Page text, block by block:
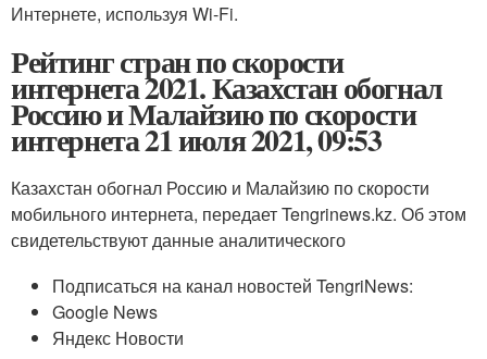
Интернете, используя Wi-Fi.
Рейтинг стран по скорости
интернета 2021. Казахстан обогнал
Россию и Малайзию по скорости
интернета 21 июля 2021, 09:53
Казахстан обогнал Россию и Малайзию по скорости
мобильного интернета, передает Tengrinews.kz. Об этом
свидетельствуют данные аналитического
Подписаться на канал новостей TengriNews:
Google News
Яндекс Новости